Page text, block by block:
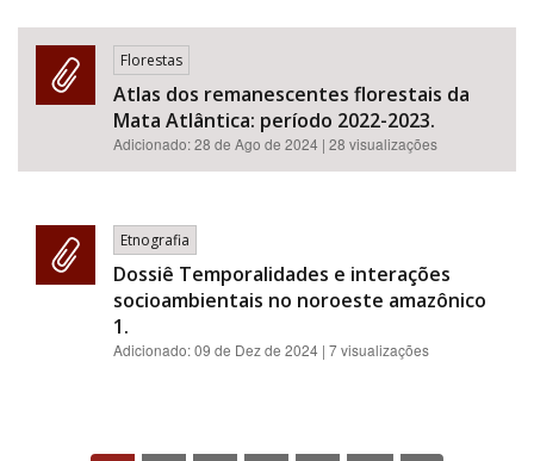
Florestas
Atlas dos remanescentes florestais da
Mata Atlântica: período 2022-2023.
Adicionado:28 de Ago de 2024 | 28 visualizações
Etnografia
Dossiê Temporalidades e interações
socioambientais no noroeste amazônico
1.
Adicionado:09 de Dez de 2024 | 7 visualizações